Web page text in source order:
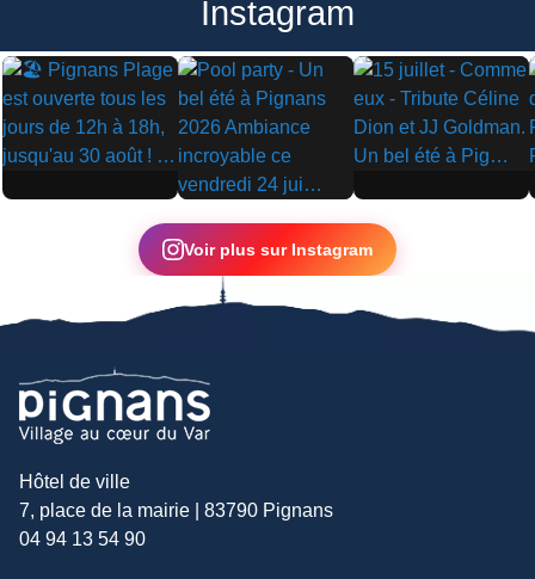
Instagram
▶
▶
▶
Voir plus sur Instagram
Hôtel de ville
7, place de la mairie | 83790 Pignans
04 94 13 54 90